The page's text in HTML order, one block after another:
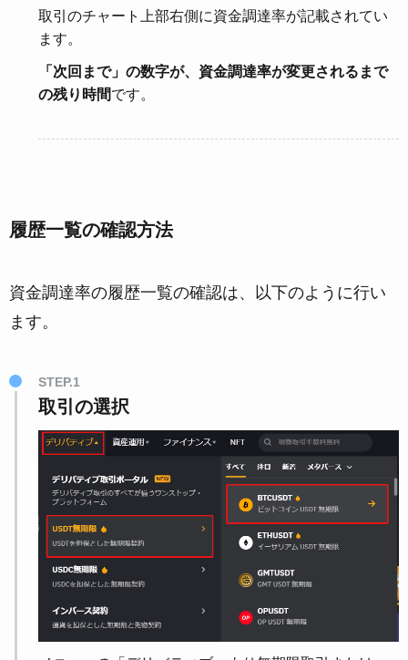
取引のチャート上部右側に資金調達率が記載されてい
ます。
「次回まで」の数字が、資金調達率が変更されるまで
の残り時間です。
履歴一覧の確認方法
資金調達率の履歴一覧の確認は、以下のように行い
ます。
STEP.1
取引の選択